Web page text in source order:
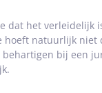
dat het verleidelijk
hoeft natuurlijk
bij een